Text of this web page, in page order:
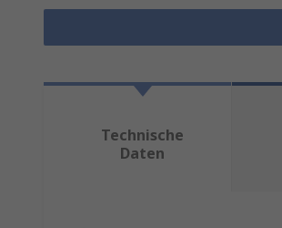
Technische
Daten